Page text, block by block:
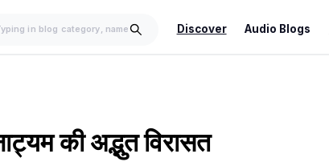
Discover Audio Blogs
की अद्भुत विरासत